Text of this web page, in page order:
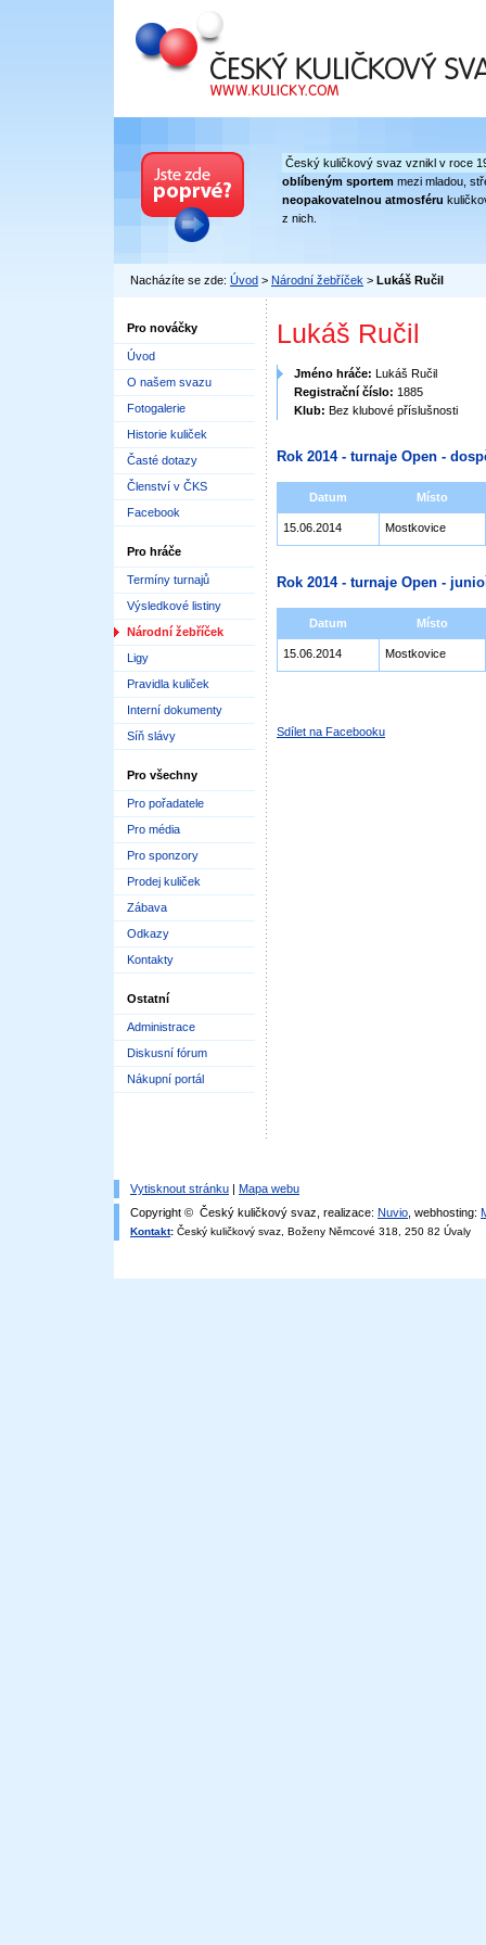
Český kuličkový svaz
Český kuličkový svaz vznikl v roce
oblíbeným sportem mezi mladou,
neopakovatelnou atmosféru
z nich.
Nacházíte se zde: Úvod > Národní žebříček > Lukáš Ručil
Pro nováčky
Úvod
O našem svazu
Fotogalerie
Historie kuliček
Časté dotazy
Členství v ČKS
Facebook
Pro hráče
Termíny turnajů
Výsledkové listiny
Národní žebříček
Ligy
Pravidla kuliček
Interní dokumenty
Síň slávy
Pro všechny
Pro pořadatele
Pro média
Pro sponzory
Prodej kuliček
Zábava
Odkazy
Kontakty
Ostatní
Administrace
Diskusní fórum
Nákupní portál
Lukáš Ručil
Jméno hráče: Lukáš Ručil
Registrační číslo: 1885
Klub: Bez klubové příslušnosti
Rok 2014 - turnaje Open -
Datum Místo
15.06.2014 Mostkovice
Rok 2014 - turnaje Open -
Datum Místo
15.06.2014 Mostkovice
Sdílet na Facebooku
Vytisknout stránku | Mapa webu
Copyright © Český kuličkový svaz, realizace: Nuvio , webhosting:
Kontakt: Český kuličkový svaz, Boženy Němcové 318, 250 82 Úvaly